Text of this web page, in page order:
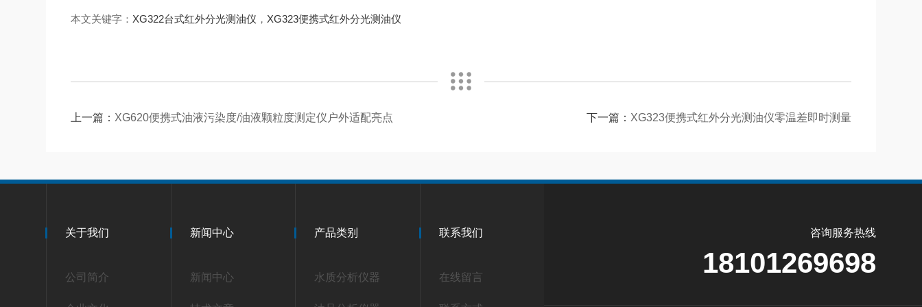
本文关键字： XG322台式红外分光测油仪 ， XG323便携式红外分光测油仪
上一篇： XG620便携式油液污染度/油液颗粒度测定仪户外适配亮点 下一篇： XG323便携式红外分光测油仪零温差即时测量
关于我们
公司简介
新闻中心
新闻中心
产品类别
水质分析仪器
联系我们
在线留言
咨询服务热线
18101269698